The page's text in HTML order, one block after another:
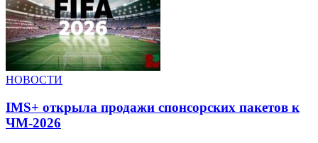
НОВОСТИ
IMS+ открыла продажи спонсорских пакетов к
ЧМ-2026